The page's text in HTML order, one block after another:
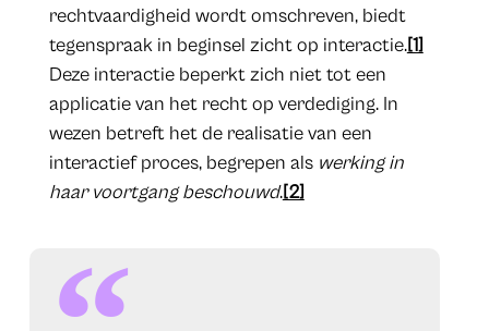
rechtvaardigheid wordt omschreven, biedt
tegenspraak in beginsel zicht op interactie.[1]
Deze interactie beperkt zich niet tot een
applicatie van het recht op verdediging. In
wezen betreft het de realisatie van een
interactief proces, begrepen als werking in
haar voortgang beschouwd.[2]